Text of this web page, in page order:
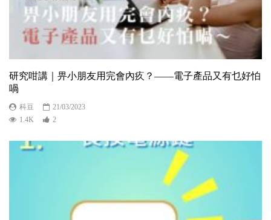
研究咁講｜畀小朋友用完會內疚？——電子產品又有乜好怕
喎
科豆
21/03/2023
1.4K
2